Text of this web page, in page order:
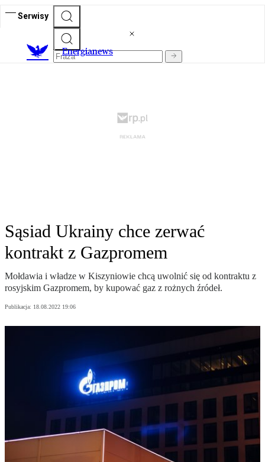
Serwisy
Energianews
Sąsiad Ukrainy chce zerwać
kontrakt z Gazpromem
Mołdawia i władze w Kiszyniowie chcą uwolnić się od kontraktu z
rosyjskim Gazpromem, by kupować gaz z rożnych źródeł.
Publikacja: 18.08.2022 19:06